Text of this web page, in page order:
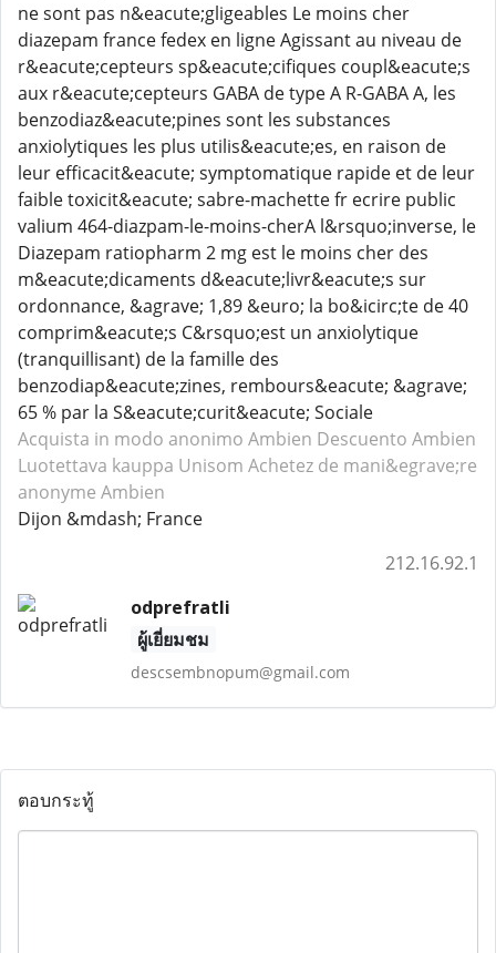
ne sont pas n&eacute;gligeables Le moins cher
diazepam france fedex en ligne Agissant au niveau de
r&eacute;cepteurs sp&eacute;cifiques coupl&eacute;s
aux r&eacute;cepteurs GABA de type A R-GABA A, les
benzodiaz&eacute;pines sont les substances
anxiolytiques les plus utilis&eacute;es, en raison de
leur efficacit&eacute; symptomatique rapide et de leur
faible toxicit&eacute; sabre-machette fr ecrire public
valium 464-diazpam-le-moins-cherA l&rsquo;inverse, le
Diazepam ratiopharm 2 mg est le moins cher des
m&eacute;dicaments d&eacute;livr&eacute;s sur
ordonnance, &agrave; 1,89 &euro; la bo&icirc;te de 40
comprim&eacute;s C&rsquo;est un anxiolytique
(tranquillisant) de la famille des
benzodiap&eacute;zines, rembours&eacute; &agrave;
65 % par la S&eacute;curit&eacute; Sociale
Acquista in modo anonimo Ambien Descuento Ambien
Luotettava kauppa Unisom Achetez de mani&egrave;re
anonyme Ambien
Dijon &mdash; France
212.16.92.1
odprefratli
ผู้เยี่ยมชม
descsembnopum@gmail.com
ตอบกระทู้